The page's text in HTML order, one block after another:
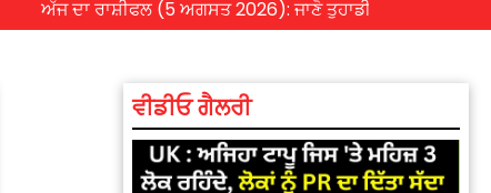
ਅੱਜ ਦਾ ਰਾਸ਼ੀਫਲ (5 ਅਗਸਤ 2026): ਜਾਣੋ ਤੁਹਾਡੀ ਰਾਸ਼ੀ ‘ਤੇ ਗ੍ਰਹਿਆਂ ਦੀ
ਵੀਡੀਓ ਗੈਲਰੀ